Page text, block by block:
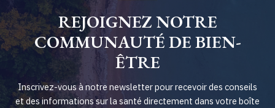
REJOIGNEZ NOTRE
COMMUNAUTÉ DE BIEN-
ÊTRE
Inscrivez-vous à notre newsletter pour recevoir des conseils
et des informations sur la santé directement dans votre boîte